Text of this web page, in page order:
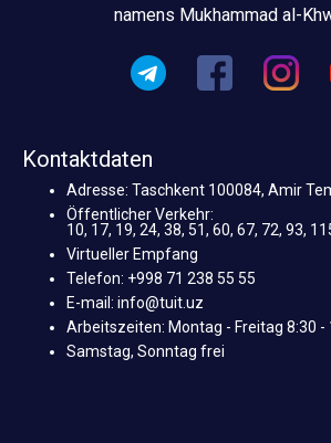
namens Mukhammad al-
Kontaktdaten
Adresse: Taschkent 100084, Amir
Öffentlicher Verkehr:
10, 17, 19, 24, 38, 51, 60, 67, 72, 93,
Virtueller Empfang
Telefon: +998 71 238 55 55
E-mail: info@tuit.uz
Arbeitszeiten: Montag - Freitag 8:30 -
Samstag, Sonntag frei